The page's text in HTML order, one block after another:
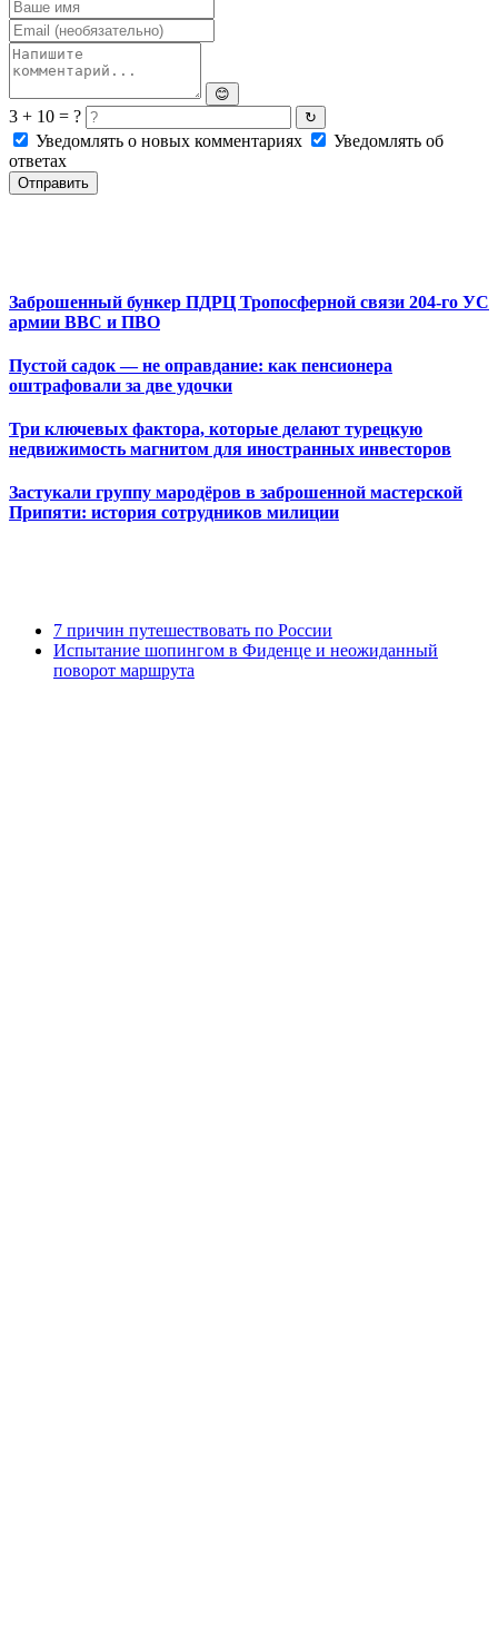
😊
3 + 10 = ? ↻
Уведомлять о новых комментариях
Уведомлять об
ответах
Отправить
Заброшенный бункер ПДРЦ Тропосферной связи 204-го УС
армии ВВС и ПВО
Пустой садок — не оправдание: как пенсионера
оштрафовали за две удочки
Три ключевых фактора, которые делают турецкую
недвижимость магнитом для иностранных инвесторов
Застукали группу мародёров в заброшенной мастерской
Припяти: история сотрудников милиции
7 причин путешествовать по России
Испытание шопингом в Фиденце и неожиданный
поворот маршрута